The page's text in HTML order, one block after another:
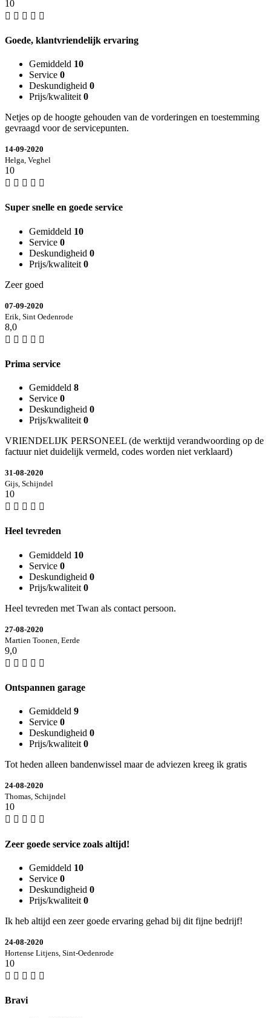
10
Goede, klantvriendelijk ervaring
Gemiddeld 10
Service 0
Deskundigheid 0
Prijs/kwaliteit 0
Netjes op de hoogte gehouden van de vorderingen en toestemming
gevraagd voor de servicepunten.
14-09-2020
Helga, Veghel
10
Super snelle en goede service
Gemiddeld 10
Service 0
Deskundigheid 0
Prijs/kwaliteit 0
Zeer goed
07-09-2020
Erik, Sint Oedenrode
8,0
Prima service
Gemiddeld 8
Service 0
Deskundigheid 0
Prijs/kwaliteit 0
VRIENDELIJK PERSONEEL (de werktijd verandwoording op de
factuur niet duidelijk vermeld, codes worden niet verklaard)
31-08-2020
Gijs, Schijndel
10
Heel tevreden
Gemiddeld 10
Service 0
Deskundigheid 0
Prijs/kwaliteit 0
Heel tevreden met Twan als contact persoon.
27-08-2020
Martien Toonen, Eerde
9,0
Ontspannen garage
Gemiddeld 9
Service 0
Deskundigheid 0
Prijs/kwaliteit 0
Tot heden alleen bandenwissel maar de adviezen kreeg ik gratis
24-08-2020
Thomas, Schijndel
10
Zeer goede service zoals altijd!
Gemiddeld 10
Service 0
Deskundigheid 0
Prijs/kwaliteit 0
Ik heb altijd een zeer goede ervaring gehad bij dit fijne bedrijf!
24-08-2020
Hortense Litjens, Sint-Oedenrode
10
Bravi